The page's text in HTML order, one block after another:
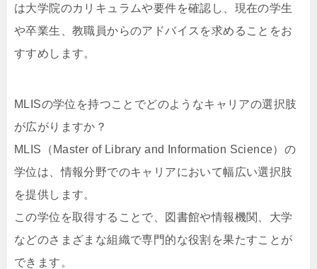
は大学院のカリキュラムや要件を確認し、現在の学生
や卒業生、教職員からのアドバイスを求めることをお
すすめします。
MLISの学位を持つことでどのようなキャリアの選択肢
が広がりますか？
MLIS（Master of Library and Information Science）の
学位は、情報分野でのキャリアにおいて幅広い選択肢
を提供します。
この学位を取得することで、図書館や情報機関、大学
などのさまざまな組織で専門的な役割を果たすことが
できます。